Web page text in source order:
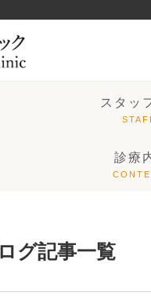
スタッ
診療
グ記事一覧